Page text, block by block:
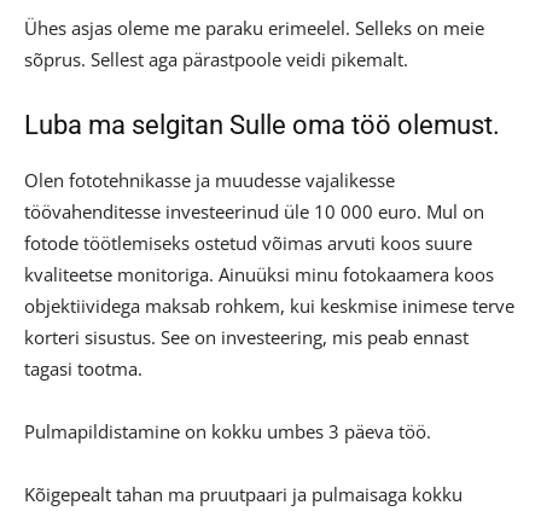
Ühes asjas oleme me paraku erimeelel. Selleks on meie
sõprus. Sellest aga pärastpoole veidi pikemalt.
Luba ma selgitan Sulle oma töö olemust.
Olen fototehnikasse ja muudesse vajalikesse
töövahenditesse investeerinud üle 10 000 euro. Mul on
fotode töötlemiseks ostetud võimas arvuti koos suure
kvaliteetse monitoriga. Ainuüksi minu fotokaamera koos
objektiividega maksab rohkem, kui keskmise inimese terve
korteri sisustus. See on investeering, mis peab ennast
tagasi tootma.
Pulmapildistamine on kokku umbes 3 päeva töö.
Kõigepealt tahan ma pruutpaari ja pulmaisaga kokku